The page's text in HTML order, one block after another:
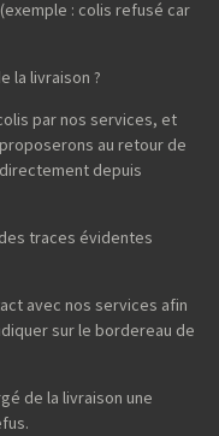
: colis refusé car
la livraison ?
par nos services, et
au retour de
depuis
traces évidentes
avec nos services afin
sur le bordereau de
de la livraison une